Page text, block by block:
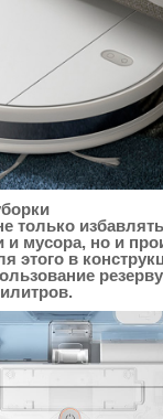
только
мусора, но и
этого в